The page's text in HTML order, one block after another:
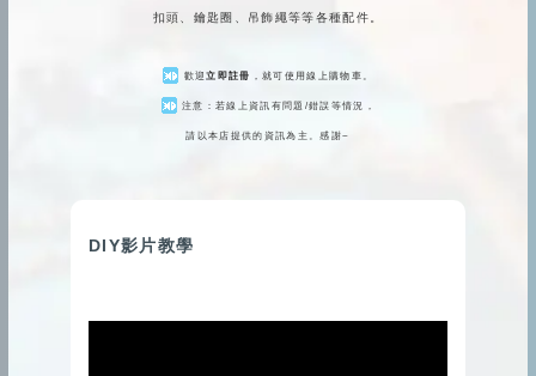
扣頭、鑰匙圈、吊飾繩等等各種配件。
歡迎立即註冊 ，就可使用線上購物車。
注意：若線上資訊有問題/錯誤等情況，
請以本店提供的資訊為主。感謝~
DIY影片教學